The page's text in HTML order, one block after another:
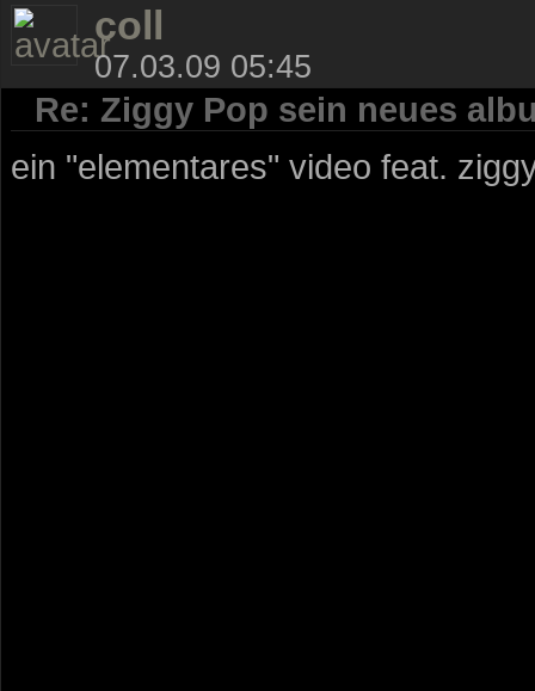
coll
07.03.09 05:45
Re: Ziggy Pop sein neues
ein "elementares" video feat.